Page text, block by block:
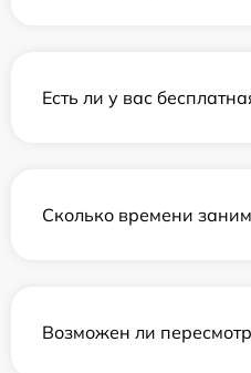
Есть ли у вас
Сколько времени
Возможен ли